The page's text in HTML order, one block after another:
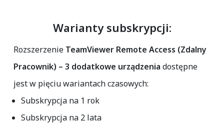
Warianty subskrypcji:
Rozszerzenie TeamViewer Remote Access (Zdalny
Pracownik) – 3 dodatkowe urządzenia dostępne
jest w pięciu wariantach czasowych:
Subskrypcja na 1 rok
Subskrypcja na 2 lata